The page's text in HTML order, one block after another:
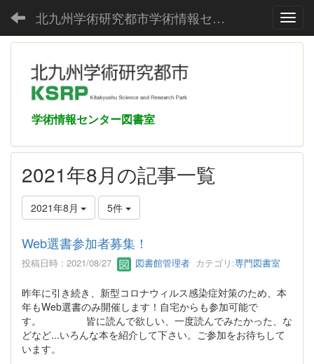
北九州学術研究都市学術情報センター
学術情報センター図書室
2021年8月の記事一覧
2021年8月 5件
Web選書参加者募集！
投稿日時 : 2021/08/27 図書館管理者 カテゴリ:専門図書室
昨年に引き続き、新型コロナウィルス感染症対策のため、本
年もWeb選書のみ開催します！自宅からも参加可能で
す。 皆に読んで欲しい、一度読んでみたかった、な
どなど...いろんな本を紹介して下さい。ご参加をお待ちして
います。